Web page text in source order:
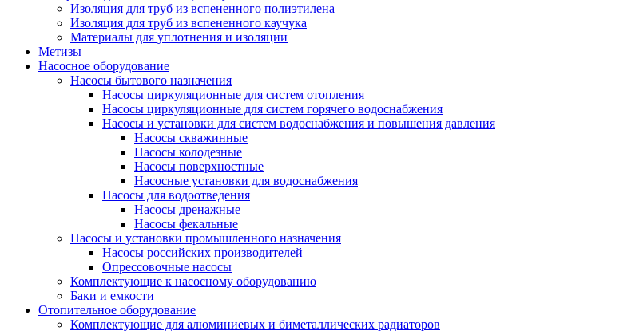
Изоляция для труб из вспененного полиэтилена
Изоляция для труб из вспененного каучука
Материалы для уплотнения и изоляции
Метизы
Насосное оборудование
Насосы бытового назначения
Насосы циркуляционные для систем отопления
Насосы циркуляционные для систем горячего водоснабжения
Насосы и установки для систем водоснабжения и повышения давления
Насосы скважинные
Насосы колодезные
Насосы поверхностные
Насосные установки для водоснабжения
Насосы для водоотведения
Насосы дренажные
Насосы фекальные
Насосы и установки промышленного назначения
Насосы российских производителей
Опрессовочные насосы
Комплектующие к насосному оборудованию
Баки и емкости
Отопительное оборудование
Комплектующие для алюминиевых и биметаллических радиаторов